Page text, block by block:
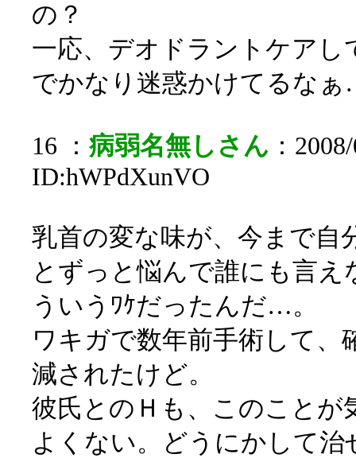
の？
一応、デオドラントケアし
でかなり迷惑かけてるな
16 ： 病弱名無しさん ：
ID:hWPdXunVO
乳首の変な味が、今まで自
とずっと悩んで誰にも言
ういうﾜｹだったんだ…。
ワキガで数年前手術して、
減されたけど。
彼氏とのＨも、このことが
よくない。どうにかして治